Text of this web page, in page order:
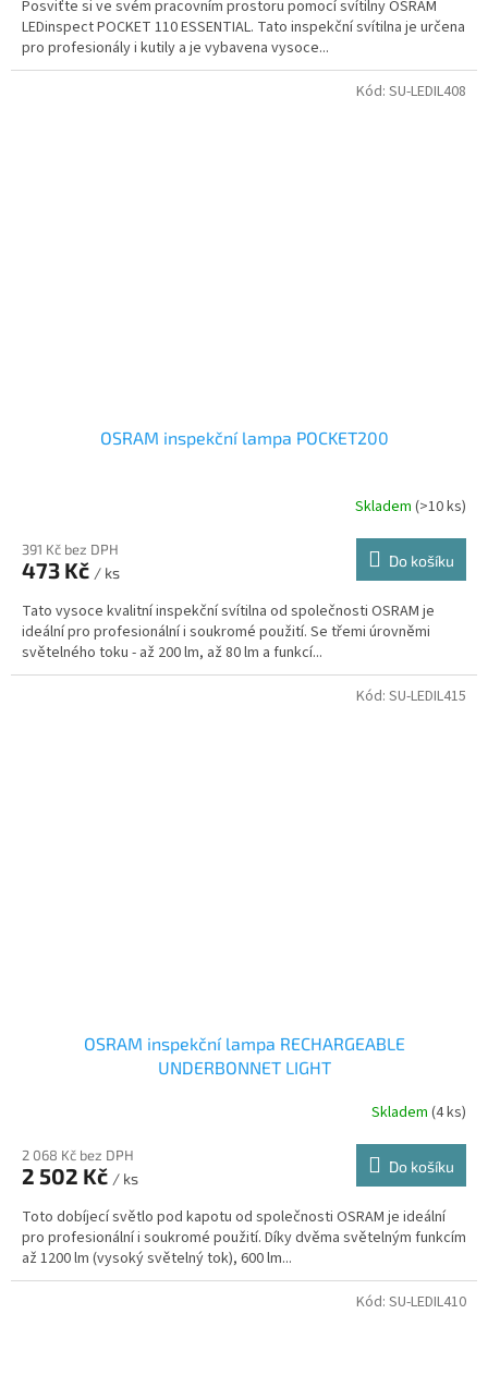
Posviťte si ve svém pracovním prostoru pomocí svítilny OSRAM
LEDinspect POCKET 110 ESSENTIAL. Tato inspekční svítilna je určena
pro profesionály i kutily a je vybavena vysoce...
OSRAM inspekční lampa POCKET200
Skladem (>10 ks)
391 Kč bez DPH
473 Kč / ks
Do košíku
Tato vysoce kvalitní inspekční svítilna od společnosti OSRAM je
ideální pro profesionální i soukromé použití. Se třemi úrovněmi
světelného toku - až 200 lm, až 80 lm a funkcí...
Kód: SU-LEDIL408
OSRAM inspekční lampa RECHARGEABLE
UNDERBONNET LIGHT
Skladem (4 ks)
2 068 Kč bez DPH
2 502 Kč / ks
Do košíku
Toto dobíjecí světlo pod kapotu od společnosti OSRAM je ideální
pro profesionální i soukromé použití. Díky dvěma světelným funkcím
až 1200 lm (vysoký světelný tok), 600 lm...
Kód: SU-LEDIL415
Kód: SU-LEDIL410